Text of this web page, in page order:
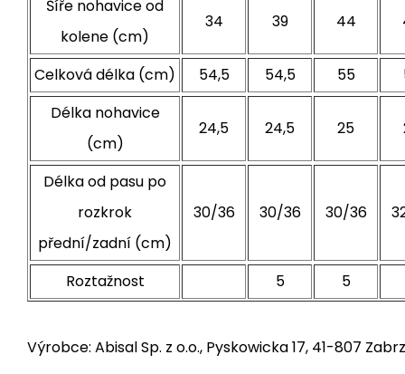
Šíře nohavice od
kolene (cm)
34 39 44
Celková délka (cm) 54,5 54,5 55
Délka nohavice
(cm)
24,5 24,5 25
Délka od pasu po
rozkrok
přední/zadní (cm)
30/36 30/36 30/36
Roztažnost 5 5
Výrobce: Abisal Sp. z o.o., Pyskowicka 17, 41-807